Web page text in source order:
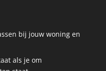
bij jouw woning en
als je om